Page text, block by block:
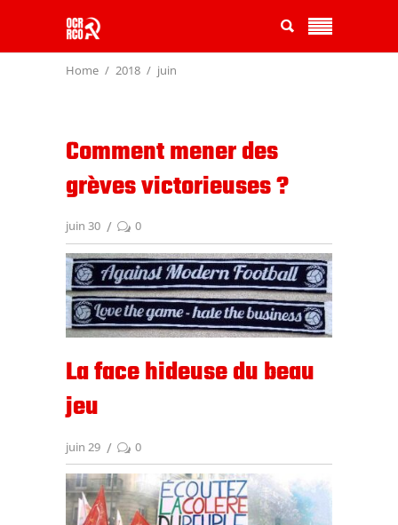
Home 2018 juin
Comment mener des
grèves victorieuses ?
juin 30 0
La face hideuse du beau
jeu
juin 29 0